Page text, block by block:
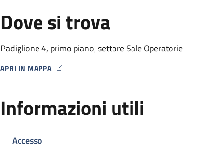
Dove si trova
Padiglione 4, primo piano, settore Sale Operatorie
APRI IN MAPPA
MAP ICON
Informazioni utili
Accesso